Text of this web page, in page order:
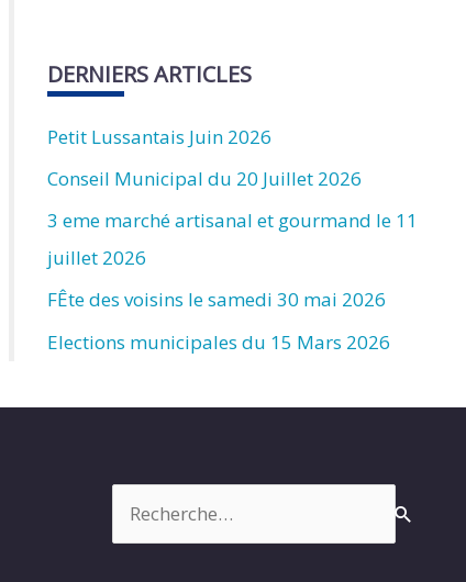
DERNIERS ARTICLES
Petit Lussantais Juin 2026
Conseil Municipal du 20 Juillet 2026
3 eme marché artisanal et gourmand le 11
juillet 2026
FÊte des voisins le samedi 30 mai 2026
Elections municipales du 15 Mars 2026